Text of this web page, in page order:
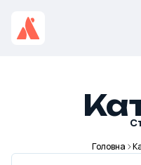
Головна